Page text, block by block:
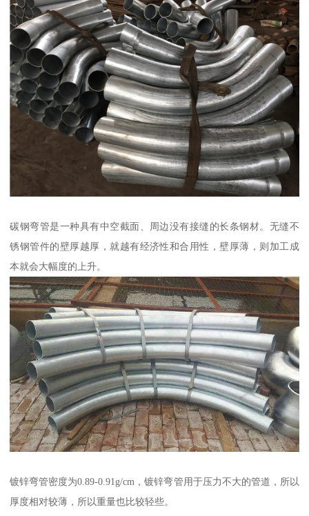
碳钢弯管是一种具有中空截面、周边没有接缝的长条钢材。无缝不
锈钢管件的壁厚越厚，就越有经济性和合用性，壁厚薄，则加工成
本就会大幅度的上升。
镀锌弯管密度为0.89-0.91g/cm，镀锌弯管用于压力不大的管道，所以
厚度相对较薄，所以重量也比较轻些。